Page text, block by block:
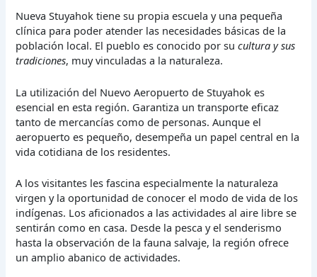
Nueva Stuyahok tiene su propia escuela y una pequeña
clínica para poder atender las necesidades básicas de la
población local. El pueblo es conocido por sucultura y sus
tradiciones, muy vinculadas a la naturaleza.
La utilización del Nuevo Aeropuerto de Stuyahok es
esencial en esta región. Garantiza un transporte eficaz
tanto de mercancías como de personas. Aunque el
aeropuerto es pequeño, desempeña un papel central en la
vida cotidiana de los residentes.
A los visitantes les fascina especialmente la naturaleza
virgen y la oportunidad de conocer el modo de vida de los
indígenas. Los aficionados a las actividades al aire libre se
sentirán como en casa. Desde la pesca y el senderismo
hasta la observación de la fauna salvaje, la región ofrece
un amplio abanico de actividades.